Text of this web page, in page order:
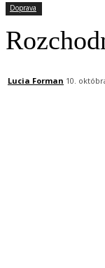
Doprava
Lucia Forman 10.